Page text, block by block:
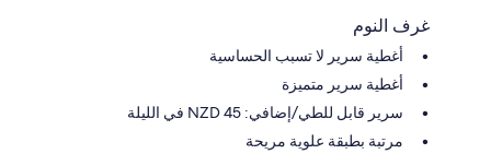
غرف النوم
أغطية سرير لا تسبب الحساسية
أغطية سرير متميزة
سرير قابل للطي/إضافي: NZD 45 في الليلة
مرتبة بطبقة علوية مريحة